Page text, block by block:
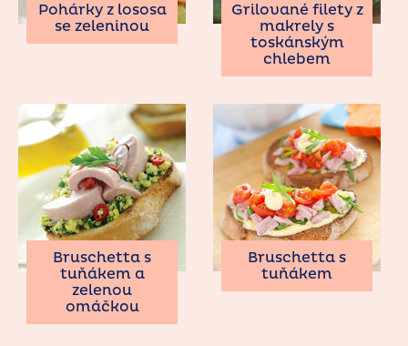
Pohárky z lososa
se zeleninou
Grilované filety z
makrely s
toskánským
chlebem
Bruschetta s
tuňákem a
zelenou
omáčkou
Bruschetta s
tuňákem